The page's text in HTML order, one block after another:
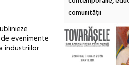
evenimente
industriilor
comunității